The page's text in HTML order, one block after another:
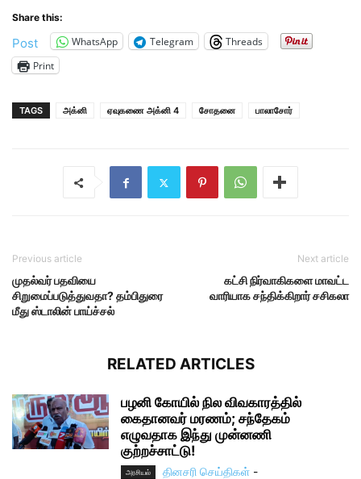
Share this:
Post WhatsApp Telegram
Threads
Print
TAGS அக்னி ஏவுகணை அக்னி 4 சோதனை பாலாசோர்
Previous article
முதல்வர் பதவியை
சிறுமைப்படுத்துவதா? தம்பிதுரை
மீது ஸ்டாலின் பாய்ச்சல்
Next article
கட்சி நிர்வாகிகளை மாவட்ட
வாரியாக சந்திக்கிறார் சசிகலா
RELATED ARTICLES
பழனி கோயில் நில விவகாரத்தில்
கைதானவர் மரணம்; சந்தேகம்
எழுவதாக இந்து முன்னணி
குற்றச்சாட்டு!
அரசியல் தினசரி செய்திகள் -